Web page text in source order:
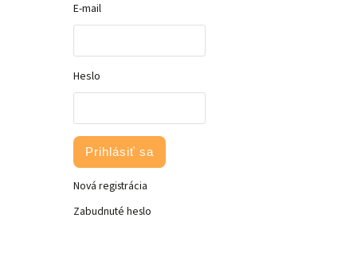
E-mail
Heslo
Prihlásiť sa
Nová registrácia
Zabudnuté heslo